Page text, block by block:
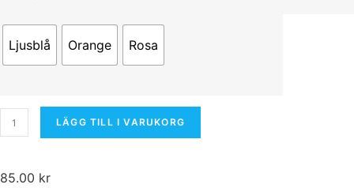
Ljusblå Orange Rosa
FTW
(For
the
LÄGG TILL I VARUKORG
85.00 kr
För att vi ska
kunna
och
uppbyggnad,
baserat på